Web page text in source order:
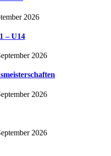
2026
– U14
2026
2026
2026